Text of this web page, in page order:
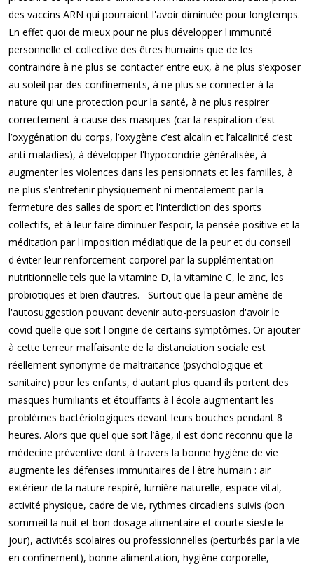
des vaccins ARN qui pourraient l'avoir diminuée pour longtemps.
En effet quoi de mieux pour ne plus développer l'immunité
personnelle et collective des êtres humains que de les
contraindre à ne plus se contacter entre eux, à ne plus s’exposer
au soleil par des confinements, à ne plus se connecter à la
nature qui une protection pour la santé, à ne plus respirer
correctement à cause des masques (car la respiration c’est
l’oxygénation du corps, l’oxygène c’est alcalin et l’alcalinité c’est
anti-maladies), à développer l'hypocondrie généralisée, à
augmenter les violences dans les pensionnats et les familles, à
ne plus s'entretenir physiquement ni mentalement par la
fermeture des salles de sport et l'interdiction des sports
collectifs, et à leur faire diminuer l’espoir, la pensée positive et la
méditation par l'imposition médiatique de la peur et du conseil
d'éviter leur renforcement corporel par la supplémentation
nutritionnelle tels que la vitamine D, la vitamine C, le zinc, les
probiotiques et bien d’autres. Surtout que la peur amène de
l'autosuggestion pouvant devenir auto-persuasion d'avoir le
covid quelle que soit l'origine de certains symptômes. Or ajouter
à cette terreur malfaisante de la distanciation sociale est
réellement synonyme de maltraitance (psychologique et
sanitaire) pour les enfants, d'autant plus quand ils portent des
masques humiliants et étouffants à l'école augmentant les
problèmes bactériologiques devant leurs bouches pendant 8
heures. Alors que quel que soit l’âge, il est donc reconnu que la
médecine préventive dont à travers la bonne hygiène de vie
augmente les défenses immunitaires de l'être humain : air
extérieur de la nature respiré, lumière naturelle, espace vital,
activité physique, cadre de vie, rythmes circadiens suivis (bon
sommeil la nuit et bon dosage alimentaire et courte sieste le
jour), activités scolaires ou professionnelles (perturbés par la vie
en confinement), bonne alimentation, hygiène corporelle,